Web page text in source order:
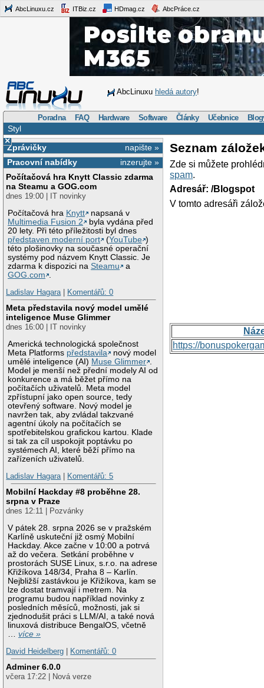
AbcLinuxu.cz ITBiz.cz HDmag.cz AbcPráce.cz
AbcLinuxu hledá autory!
Poradna FAQ Hardware Software Články Učebnice
Styl
×
napište »
Zprávičky
inzerujte »
Pracovní nabídky
Počítačová hra Knytt Classic zdarma
na Steamu a GOG.com
dnes 19:00 | IT novinky
Počítačová hra Knytt
napsaná v
Multimedia Fusion 2
byla vydána před
20 lety. Při této příležitosti byl dnes
představen moderní port
(YouTube )
této plošinovky na současné operační
systémy pod názvem Knytt Classic. Je
zdarma k dispozici naSteamu
a
GOG.com
Ladislav Hagara| Komentářů: 0
Meta představila nový model umělé
inteligence Muse Glimmer
dnes 16:00 | IT novinky
Americká technologická společnost
Meta Platforms představila
nový model
umělé inteligence (AI) Muse Glimmer
Model je menší než přední modely AI od
konkurence a má běžet přímo na
počítačích uživatelů. Meta model
zpřístupní jako open source, tedy
otevřený software. Nový model je
navržen tak, aby zvládal takzvané
agentní úkoly na počítačích se
spotřebitelskou grafickou kartou. Klade
si tak za cíl uspokojit poptávku po
systémech AI, které běží přímo na
zařízeních uživatelů.
Ladislav Hagara| Komentářů: 5
Mobilní Hackday #8 proběhne 28.
srpna v Praze
dnes 12:11 | Pozvánky
V pátek 28. srpna 2026 se v pražském
Karlíně uskuteční již osmý Mobilní
Hackday. Akce začne v 10:00 a potrvá
až do večera. Setkání proběhne v
prostorách SUSE Linux, s.r.o. na adrese
Křižíkova 148/34, Praha 8 – Karlín.
Nejbližší zastávkou je Křižíkova, kam se
lze dostat tramvají i metrem. Na
programu budou například novinky z
posledních měsíců, možnosti, jak si
zjednodušit práci s LLM/AI, a také nová
linuxová distribuce BengalOS, včetně
…více »
David Heidelberg
Komentářů: 0
Adminer 6.0.0
včera 17:22 | Nová verze
Seznam
Zde si můžete
spam.
Adresář: /Blogspot
V tomto adresáři
https://